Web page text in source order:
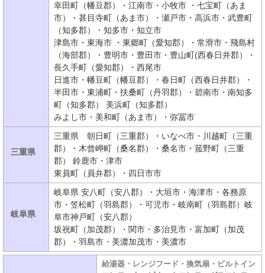
幸田町（幡豆郡）・江南市・小牧市 ・七宝町（あま
市）・甚目寺町（あま市）・瀬戸市・高浜市・武豊町
（知多郡）・知多市・知立市
津島市・東海市 ・東郷町（愛知郡）・常滑市・飛島村
（海部郡）・豊明市・豊田市・豊山町(西春日井郡）・
長久手町（愛知郡）・西尾市
日進市・幡豆町（幡豆郡）・春日町（西春日井郡）・
半田市・東浦町・扶桑町（丹羽郡）・碧南市・南知多
町（知多郡） 美浜町（知多郡）
みよし市・美和町（あま市）・弥冨市
三重県
三重県 朝日町（三重郡）・いなべ市・川越町（三重
郡）・木曾岬町（桑名郡）・桑名市・菰野町（三重
郡） 鈴鹿市・津市
東員町（員弁郡）・四日市市
岐阜県
岐阜県 安八町（安八郡）・大垣市・海津市・各務原
市・笠松町（羽島郡）・可児市・岐南町（羽島郡）岐
阜市神戸町（安八郡）
坂祝町（加茂郡）・関市・多治見市・富加町（加茂
郡）・羽島市・美濃加茂市・美濃市
給湯器・レンジフード・換気扇・ビルトイン